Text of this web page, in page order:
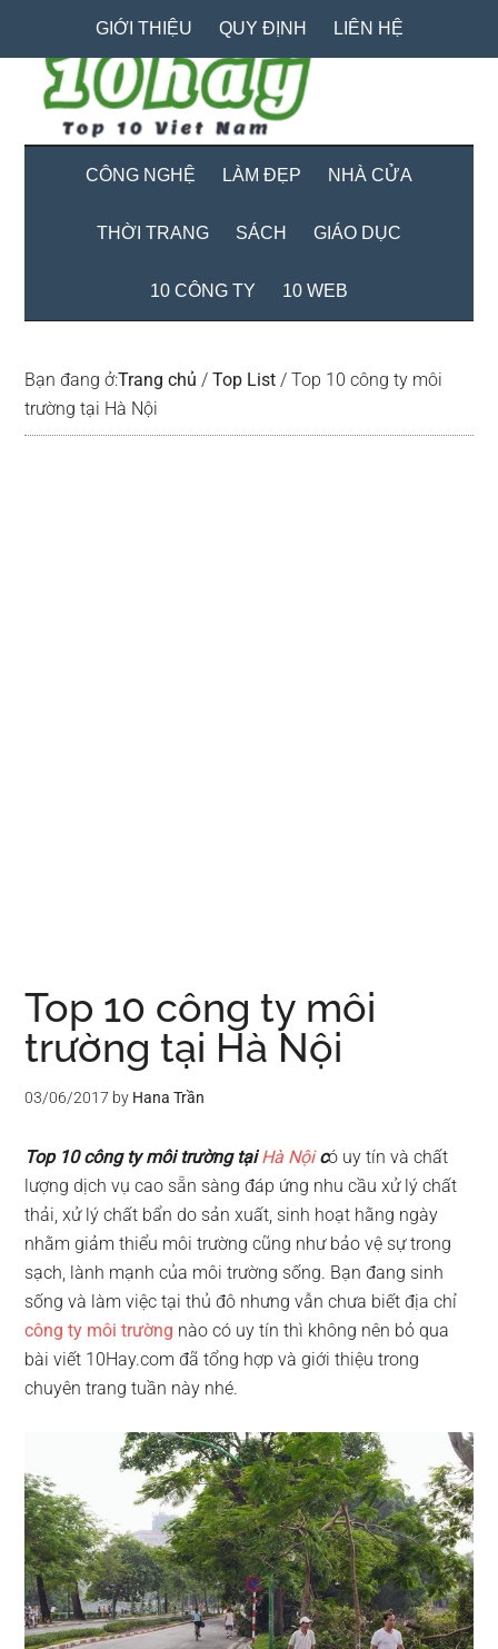
content
secondary
menu
primary
sidebar
GIỚI THIỆU QUY ĐỊNH LIÊN HỆ
CÔNG NGHỆ LÀM ĐẸP NHÀ CỬA
THỜI TRANG SÁCH GIÁO DỤC
10 CÔNG TY 10 WEB
Bạn đang ở:Trang chủ / Top List / Top 10 công ty môi
trường tại Hà Nội
Top 10 công ty môi
trường tại Hà Nội
03/06/2017 by Hana Trần
Top 10 công ty môi trường tạiHà Nộicó uy tín và chất
lượng dịch vụ cao sẵn sàng đáp ứng nhu cầu xử lý chất
thải, xử lý chất bẩn do sản xuất, sinh hoạt hằng ngày
nhằm giảm thiểu môi trường cũng như bảo vệ sự trong
sạch, lành mạnh của môi trường sống. Bạn đang sinh
sống và làm việc tại thủ đô nhưng vẫn chưa biết địa chỉ
công ty môi trường nào có uy tín thì không nên bỏ qua
bài viết 10Hay.com đã tổng hợp và giới thiệu trong
chuyên trang tuần này nhé.